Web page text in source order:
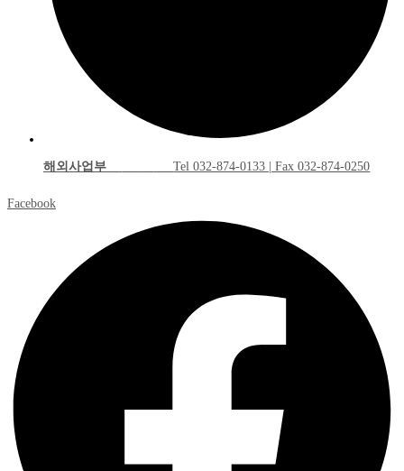
해외사업부 Tel 032-874-0133 | Fax 032-874-0250
Facebook